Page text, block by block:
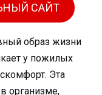
САЙТ
образ жизни
у пожилых
Эта
организме,